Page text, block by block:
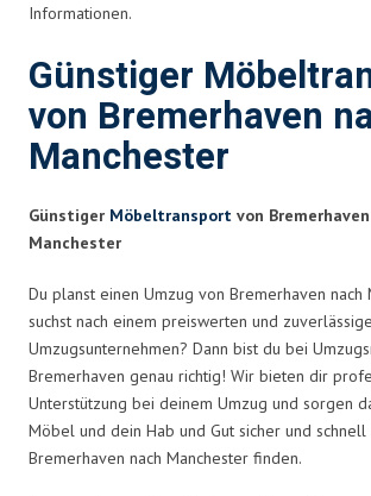
Informationen.
Günstiger
von Bremerhaven
Manchester
Günstiger Möbeltransport von
Manchester
Du planst einen Umzug von Bremerhaven nach
suchst nach einem preiswerten und
Umzugsunternehmen? Dann bist du bei
Bremerhaven genau richtig! Wir bieten dir
Unterstützung bei deinem Umzug und sorgen
Möbel und dein Hab und Gut sicher und
Bremerhaven nach Manchester finden.